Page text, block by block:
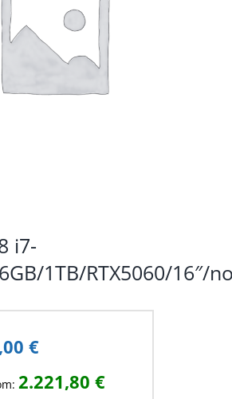
i7-
1TB/RTX5060/16″/
€
2.221,80 €